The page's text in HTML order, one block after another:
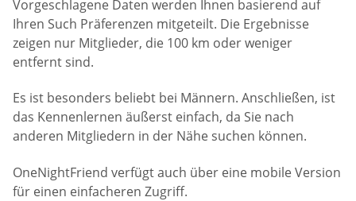
Vorgeschlagene Daten werden Ihnen basierend auf
Ihren Such Präferenzen mitgeteilt. Die Ergebnisse
zeigen nur Mitglieder, die 100 km oder weniger
entfernt sind.
Es ist besonders beliebt bei Männern. Anschließen, ist
das Kennenlernen äußerst einfach, da Sie nach
anderen Mitgliedern in der Nähe suchen können.
OneNightFriend verfügt auch über eine mobile Version
für einen einfacheren Zugriff.